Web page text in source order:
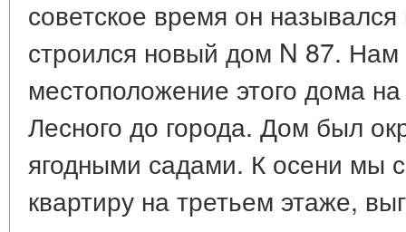
советское время он
строился новый дом N 87. Нам
местоположение этого дома
Лесного до города. Дом был
ягодными садами. К осени мы
квартиру на третьем этаже,